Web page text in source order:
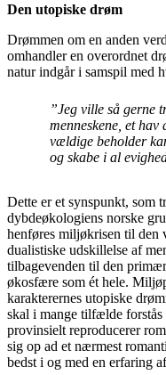
Den utopiske drøm
Drømmen om en anden
omhandler en overordnet
natur indgår i samspil med
”Jeg ville så gerne
menneskene, et
vældige beholder
og skabe i al
Dette er et synspunkt, som
dybdeøkologiens norske
henføres miljøkrisen til den
dualistiske udskillelse af
tilbagevenden til den
økosfære som ét hele.
karakterernes utopiske
skal i mange tilfælde
provinsielt reproducerer
sig op ad et nærmest
bedst i og med en erfaring